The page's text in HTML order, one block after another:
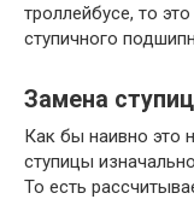
троллейбусе, то
ступичного
Замена ступиц
Как бы наивно это
ступицы
То есть